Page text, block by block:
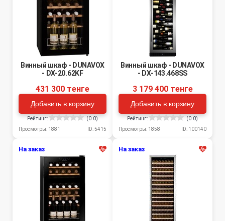
Винный шкаф - DUNAVOX
- DX-20.62KF
431 300 тенге
Добавить в корзину
Рейтинг:
(0.0)
Просмотры: 1881
ID: 5415
Винный шкаф - DUNAVOX
- DX-143.468SS
3 179 400 тенге
Добавить в корзину
Рейтинг:
(0.0)
Просмотры: 1858
ID: 100140
На заказ На заказ